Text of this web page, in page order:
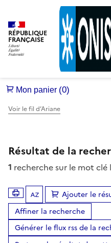
RÉPUBLIQUE
FRANÇAISE
Voir le fil d’Ariane
Résultat de la
1 recherche sur le mot clé
Tris disponibles
Ajouter le
Affiner la recherche
Générer le flux rss de la